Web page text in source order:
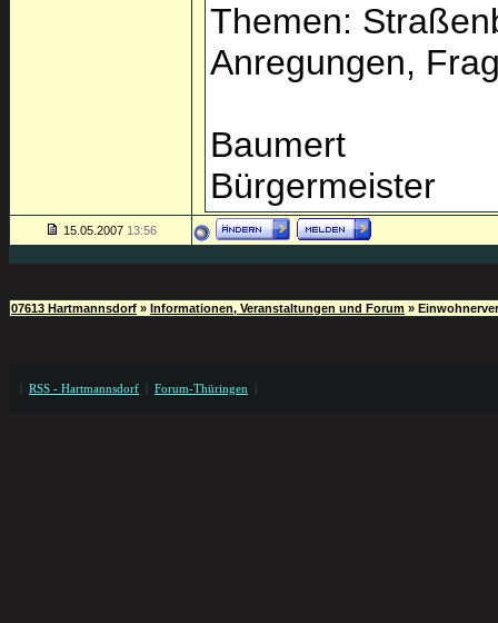
Themen:
Anregungen,
Baumert
Bürgermeister
15.05.2007 13:56
07613 Hartmannsdorf » Informationen, Veranstaltungen und Forum »
| RSS - Hartmannsdorf | Forum-Thüringen |